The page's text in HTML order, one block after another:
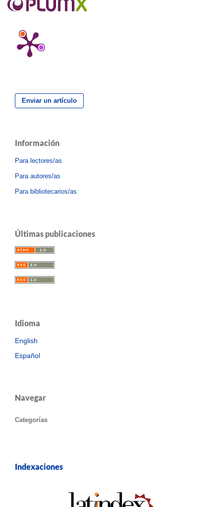
Enviar un artículo
Información
Para lectores/as
Para autores/as
Para bibliotecarios/as
Últimas publicaciones
Idioma
English
Español
Navegar
Categorías
Indexaciones